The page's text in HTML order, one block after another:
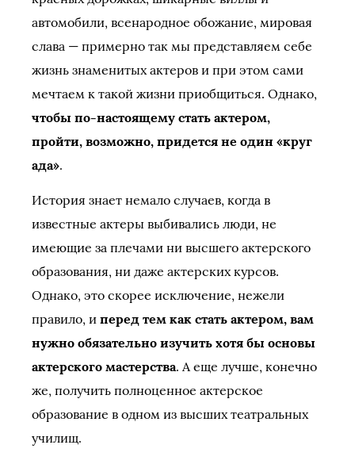
автомобили, всенародное обожание, мировая
слава — примерно так мы представляем себе
жизнь знаменитых актеров и при этом сами
мечтаем к такой жизни приобщиться. Однако,
чтобы по-настоящему стать актером,
пройти, возможно, придется не один «круг
ада».
История знает немало случаев, когда в
известные актеры выбивались люди, не
имеющие за плечами ни высшего актерского
образования, ни даже актерских курсов.
Однако, это скорее исключение, нежели
правило, и перед тем как стать актером, вам
нужно обязательно изучить хотя бы основы
актерского мастерства. А еще лучше, конечно
же, получить полноценное актерское
образование в одном из высших театральных
училищ.